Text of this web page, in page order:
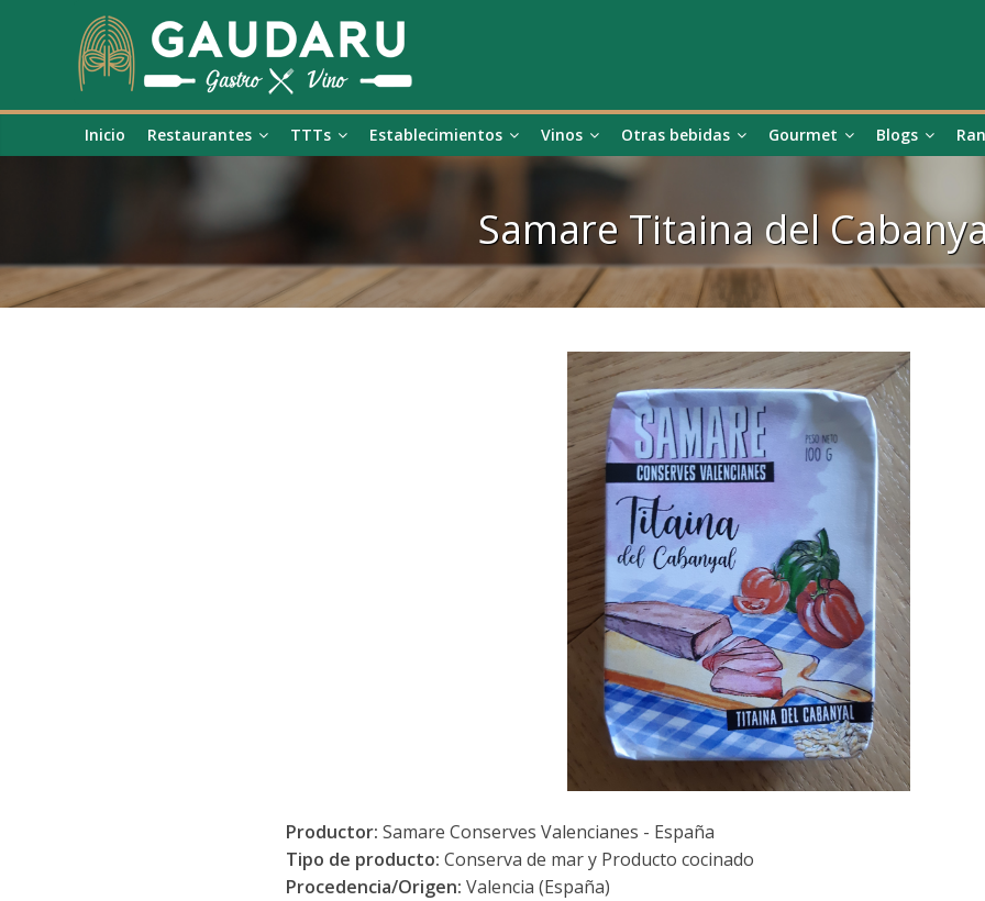
Inicio Restaurantes TTTs Establecimientos Vinos Otras bebidas Gourmet Blogs
Samare Titaina del
Productor: Samare Conserves Valencianes - España
Tipo de producto: Conserva de mar y Producto cocinado
Procedencia/Origen: Valencia (España)